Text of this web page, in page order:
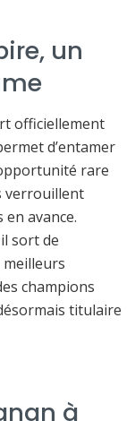
un
officiellement
d’entamer
rare
verrouillent
avance.
sort de
meilleurs
champions
titulaire
à